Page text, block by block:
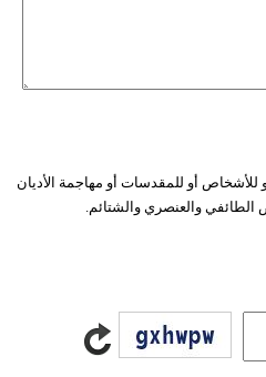
للأشخاص أو للمقدسات أو مهاجمة الأديان
الطائفي والعنصري والشتائم.